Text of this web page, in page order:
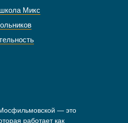
— это
работает как
Микс